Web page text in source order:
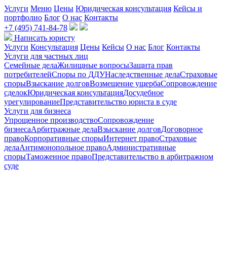
Услуги Меню Цены Юридическая консультация Кейсы и
портфолио Блог О нас Контакты
+7 (495) 741-84-78
Написать юристу
Услуги Консультация Цены Кейсы О нас Блог Контакты
Услуги для частных лиц
Семейные делаЖилищные вопросыЗащита прав
потребителейСпоры по ДДУНаследственные делаСтраховые
спорыВзыскание долговВозмещение ущербаСопровождение
сделокЮридическая консультацияДосудебное
урегулированиеПредставительство юриста в суде
Услуги для бизнеса
Упрощенное производствоСопровождение
бизнесаАрбитражные делаВзыскание долговДоговорное
правоКорпоративные спорыИнтернет правоСтраховые
делаАнтимонопольное правоАдминистративные
спорыТаможенное правоПредставительство в арбитражном
суде